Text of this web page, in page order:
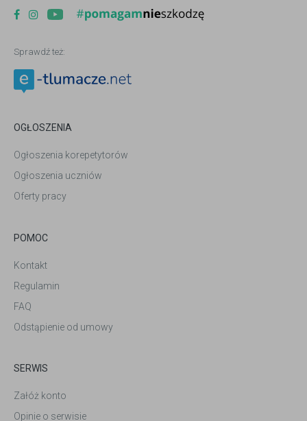
Sprawdź też:
OGŁOSZENIA
Ogłoszenia korepetytorów
Ogłoszenia uczniów
Oferty pracy
POMOC
Kontakt
Regulamin
FAQ
Odstąpienie od umowy
SERWIS
Załóż konto
Opinie o serwisie